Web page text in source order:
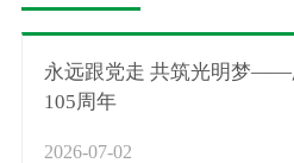
永远跟党走 共筑光明梦——庆祝中国共产党成立
105周年
2026-07-02